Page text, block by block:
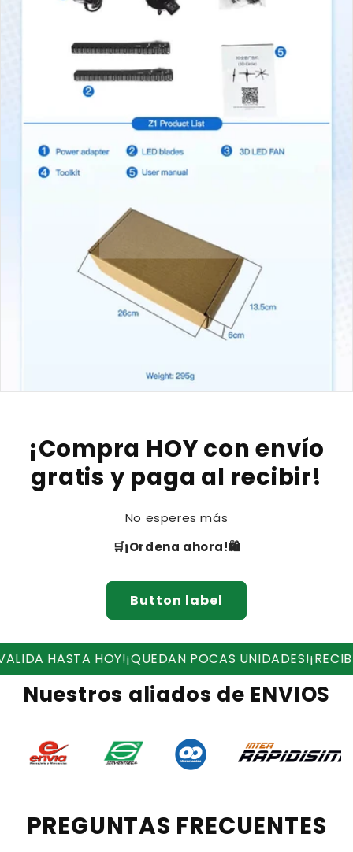
¡Compra HOY con envío
gratis y paga al recibir!
No esperes más
🛒¡Ordena ahora!🛍
Button label
HOY!¡QUEDAN POCAS UNIDADES! ¡RECIBE ENVIO
Nuestros aliados de ENVIOS
PREGUNTAS FRECUENTES